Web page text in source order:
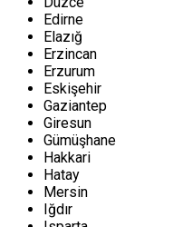
Edirne
Elazığ
Erzincan
Erzurum
Eskişehir
Gaziantep
Giresun
Gümüşhane
Hakkari
Hatay
Mersin
Iğdır